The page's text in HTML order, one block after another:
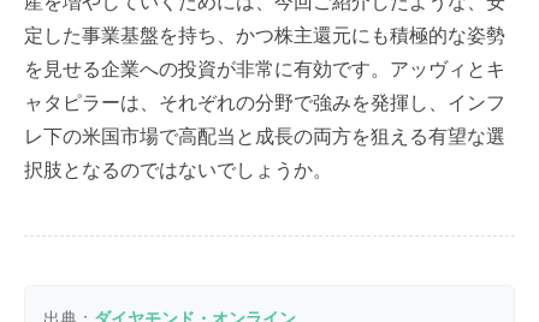
定した事業基盤を持ち、かつ株主還元にも積極的な姿勢
を見せる企業への投資が非常に有効です。アッヴィとキ
ャタピラーは、それぞれの分野で強みを発揮し、インフ
レ下の米国市場で高配当と成長の両方を狙える有望な選
択肢となるのではないでしょうか。